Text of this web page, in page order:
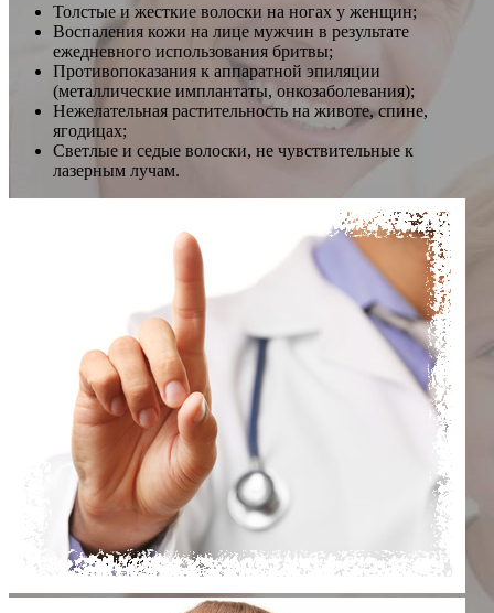
Толстые и жесткие волоски на ногах у женщин;
Воспаления кожи на лице мужчин в результате
ежедневного использования бритвы;
Противопоказания к аппаратной эпиляции
(металлические имплантаты, онкозаболевания);
Нежелательная растительность на животе, спине,
ягодицах;
Светлые и седые волоски, не чувствительные к
лазерным лучам.